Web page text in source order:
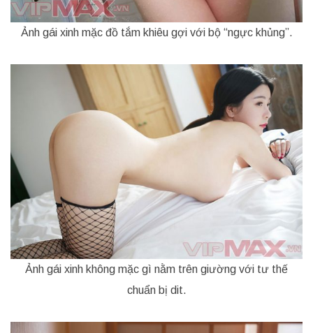
Ảnh gái xinh mặc đồ tắm khiêu gợi với bộ “ngực khủng”.
Ảnh gái xinh không mặc gì nằm trên giường với tư thế
chuẩn bị dit.